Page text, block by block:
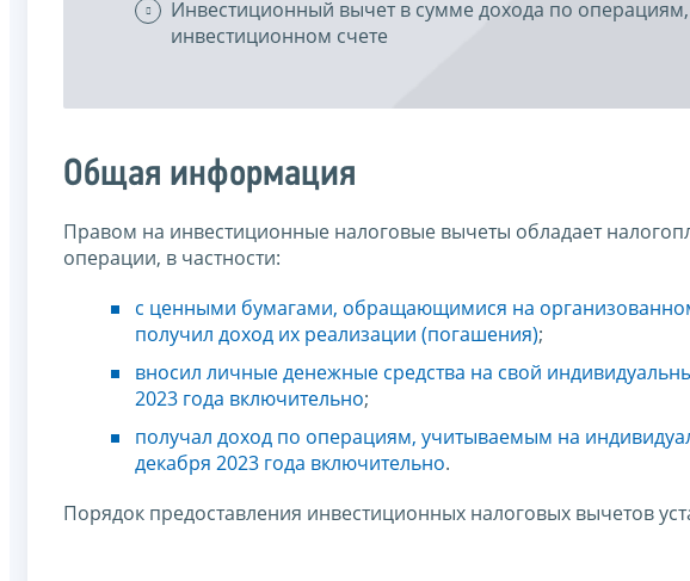
Инвестиционный вычет в сумме дохода по
инвестиционном счете
Общая информация
Правом на инвестиционные налоговые вычеты обладает
операции, в частности:
с ценными бумагами, обращающимися на
получил доход их реализации (погашения);
вносил личные денежные средства на свой
2023 года включительно;
получал доход по операциям, учитываемым на
декабря 2023 года включительно.
Порядок предоставления инвестиционных налоговых вычетов